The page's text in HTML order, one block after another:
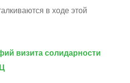
в ходе этой
визита солидарности